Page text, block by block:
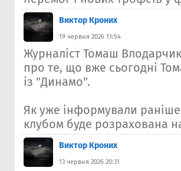
Виктор Кроних
19 червня 2026 11:54
Журналіст Томаш
про те, що вже сьогодні
із "Динамо".
Як уже інформували
клубом буде розрахована
Виктор Кроних
13 червня 2026 20:31